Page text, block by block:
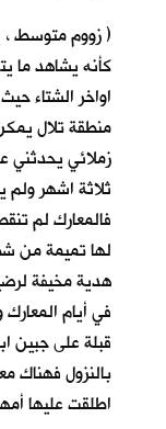
( زووم متوسط ،
كأنه يشاهد ما
اواخر الشتاء
منطقة تلال
زملائي يحدثني
ثلاثة اشهر ولم
فالمعارك لم
لها تميمة من
هدية مخيفة
في أيام
قبلة على جبين
بالنزول فهناك
اطلقت عليها